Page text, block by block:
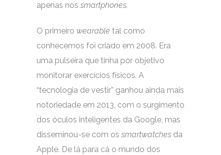
apenas nos smartphones.
O primeiro wearable tal como
conhecemos foi criado em 2008. Era
uma pulseira que tinha por objetivo
monitorar exercícios físicos. A
“tecnologia de vestir” ganhou ainda mais
notoriedade em 2013, com o surgimento
dos óculos inteligentes da Google, mas
disseminou-se com os smartwatches da
Apple. De lá para cá o mundo dos